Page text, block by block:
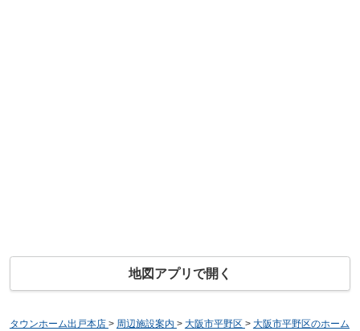
地図アプリで開く
タウンホーム出戸本店 > 周辺施設案内 > 大阪市平野区 > 大阪市平野区のホーム